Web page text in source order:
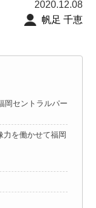
2020.12.08
帆足 千恵
岡セントラルパー
力を働かせて福岡